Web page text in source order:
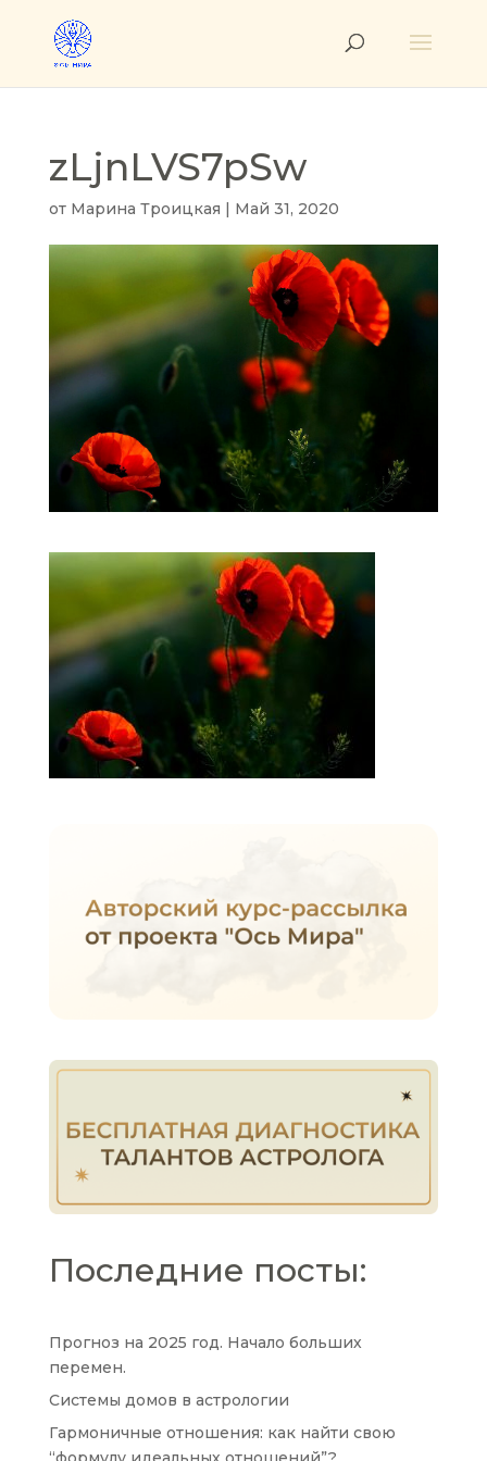
zLjnLVS7pSw
от Марина Троицкая | Май 31, 2020
Последние посты:
Прогноз на 2025 год. Начало больших
перемен.
Системы домов в астрологии
Гармоничные отношения: как найти свою